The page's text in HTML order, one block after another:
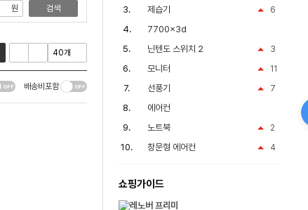
원 검색
배송비포함
6
제습기
7700x3d
3
닌텐도 스위치 2
11
모니터
7
선풍기
에어컨
2
노트북
4
창문형 에어컨
쇼핑가이드